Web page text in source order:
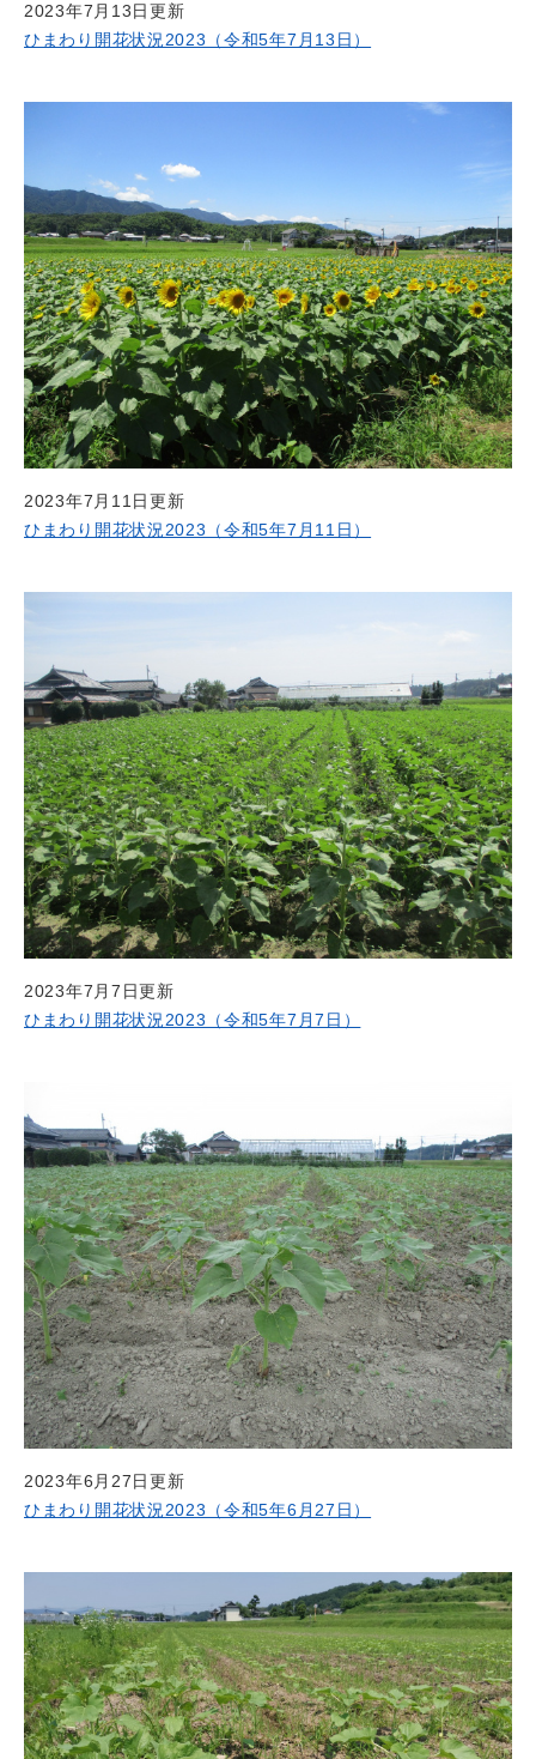
2023年7月13日更新
ひまわり開花状況2023（令和5年7月13日）
2023年7月11日更新
ひまわり開花状況2023（令和5年7月11日）
2023年7月7日更新
ひまわり開花状況2023（令和5年7月7日）
2023年6月27日更新
ひまわり開花状況2023（令和5年6月27日）